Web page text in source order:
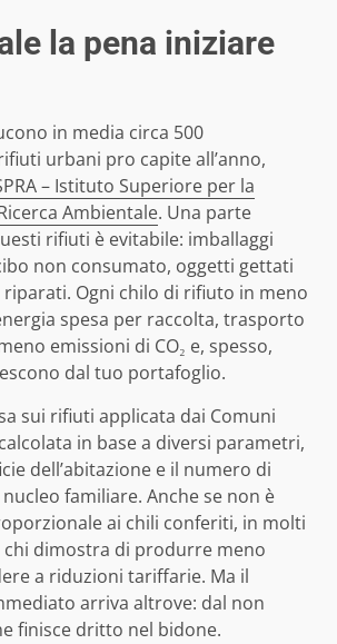
la pena iniziare
in media circa 500
urbani pro capite all’anno,
– Istituto Superiore per la
Ambientale. Una parte
rifiuti è evitabile: imballaggi
non consumato, oggetti gettati
riparati. Ogni chilo di rifiuto in meno
spesa per raccolta, trasporto
emissioni di CO₂ e, spesso,
dal tuo portafoglio.
sui rifiuti applicata dai Comuni
in base a diversi parametri,
dell’abitazione e il numero di
familiare. Anche se non è
ai chili conferiti, in molti
dimostra di produrre meno
a riduzioni tariffarie. Ma il
arriva altrove: dal non
finisce dritto nel bidone.